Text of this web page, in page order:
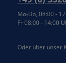
Mo-Do, 08:00 -
Fr 08:00 - 14:00
Oder über unser